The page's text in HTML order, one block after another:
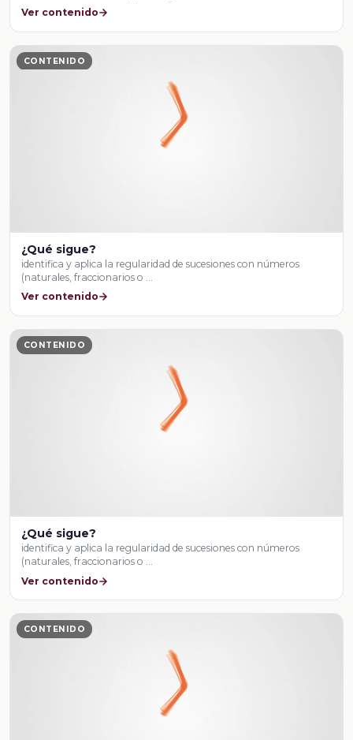
Ver contenido
CONTENIDO
¿Qué sigue?
identifica y aplica la regularidad de sucesiones con números
(naturales, fraccionarios o …
Ver contenido
CONTENIDO
¿Qué sigue?
identifica y aplica la regularidad de sucesiones con números
(naturales, fraccionarios o …
Ver contenido
CONTENIDO